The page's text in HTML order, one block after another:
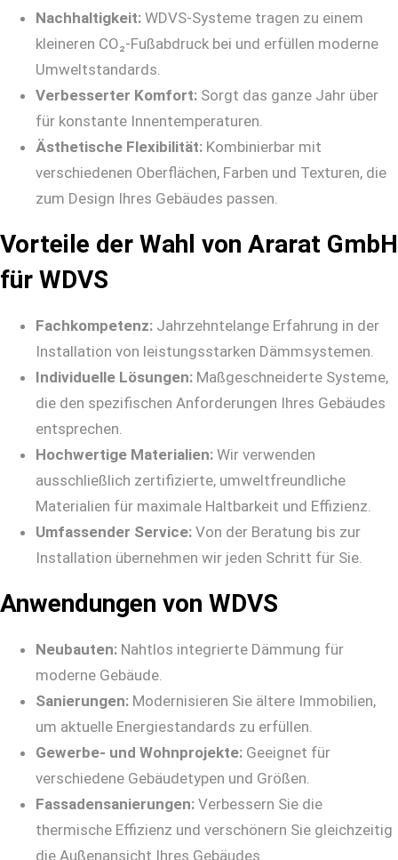
Nachhaltigkeit: WDVS-Systeme tragen zu einem
kleineren CO₂-Fußabdruck bei und erfüllen moderne
Umweltstandards.
Verbesserter Komfort: Sorgt das ganze Jahr über
für konstante Innentemperaturen.
Ästhetische Flexibilität: Kombinierbar mit
verschiedenen Oberflächen, Farben und Texturen, die
zum Design Ihres Gebäudes passen.
Vorteile der Wahl von Ararat GmbH
für WDVS
Fachkompetenz: Jahrzehntelange Erfahrung in der
Installation von leistungsstarken Dämmsystemen.
Individuelle Lösungen: Maßgeschneiderte Systeme,
die den spezifischen Anforderungen Ihres Gebäudes
entsprechen.
Hochwertige Materialien: Wir verwenden
ausschließlich zertifizierte, umweltfreundliche
Materialien für maximale Haltbarkeit und Effizienz.
Umfassender Service: Von der Beratung bis zur
Installation übernehmen wir jeden Schritt für Sie.
Anwendungen von WDVS
Neubauten: Nahtlos integrierte Dämmung für
moderne Gebäude.
Sanierungen: Modernisieren Sie ältere Immobilien,
um aktuelle Energiestandards zu erfüllen.
Gewerbe- und Wohnprojekte: Geeignet für
verschiedene Gebäudetypen und Größen.
Fassadensanierungen: Verbessern Sie die
thermische Effizienz und verschönern Sie gleichzeitig
die Außenansicht Ihres Gebäudes.